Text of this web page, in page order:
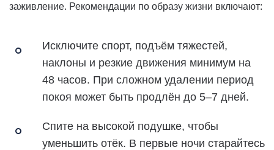
заживление. Рекомендации по образу жизни включают:
Исключите спорт, подъём тяжестей,
наклоны и резкие движения минимум на
48 часов. При сложном удалении период
покоя может быть продлён до 5–7 дней.
Спите на высокой подушке, чтобы
уменьшить отёк. В первые ночи старайтесь